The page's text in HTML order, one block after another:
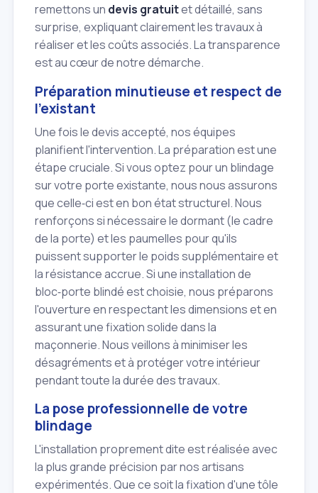
remettons un devis gratuitet détaillé, sans
surprise, expliquant clairement les travaux à
réaliser et les coûts associés. La transparence
est au cœur de notre démarche.
Préparation minutieuse et respect de
l'existant
Une fois le devis accepté, nos équipes
planifient l'intervention. La préparation est une
étape cruciale. Si vous optez pour un blindage
sur votre porte existante, nous nous assurons
que celle‑ci est en bon état structurel. Nous
renforçons si nécessaire le dormant (le cadre
de la porte) et les paumelles pour qu'ils
puissent supporter le poids supplémentaire et
la résistance accrue. Si une installation de
bloc‑porte blindé est choisie, nous préparons
l'ouverture en respectant les dimensions et en
assurant une fixation solide dans la
maçonnerie. Nous veillons à minimiser les
désagréments et à protéger votre intérieur
pendant toute la durée des travaux.
La pose professionnelle de votre
blindage
L'installation proprement dite est réalisée avec
la plus grande précision par nos artisans
expérimentés. Que ce soit la fixation d'une tôle